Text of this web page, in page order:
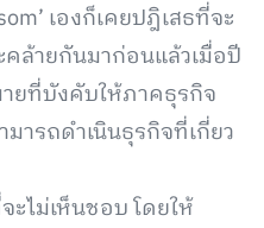
เองก็เคยปฎิเสธที่จะ
ล้ายกันมาก่อนแล้วเมื่อปี
ยที่บังคับให้ภาคธุรกิจ
ารถดำเนินธุรกิจที่เกี่ยว
ะไม่เห็นชอบ โดยให้